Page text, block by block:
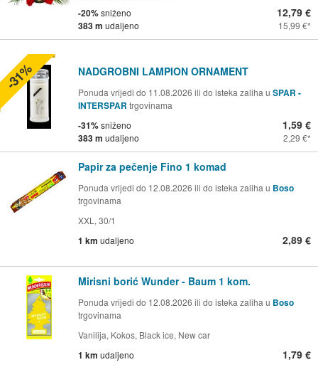
-20%sniženo
383 m udaljeno
12,79 €
15,99 €
NADGROBNI LAMPION ORNAMENT
Ponuda vrijedi do 11.08.2026 ili do isteka zaliha u SPAR -
INTERSPAR trgovinama
-31%sniženo
383 m udaljeno
1,59 €
2,29 €
-31%
Papir za pečenje Fino 1 komad
Ponuda vrijedi do 12.08.2026 ili do isteka zaliha u Boso
trgovinama
XXL, 30/1
1 km udaljeno 2,89 €
Mirisni borić Wunder - Baum 1 kom.
Ponuda vrijedi do 12.08.2026 ili do isteka zaliha u Boso
trgovinama
Vanilija, Kokos, Black ice, New car
1 km udaljeno 1,79 €